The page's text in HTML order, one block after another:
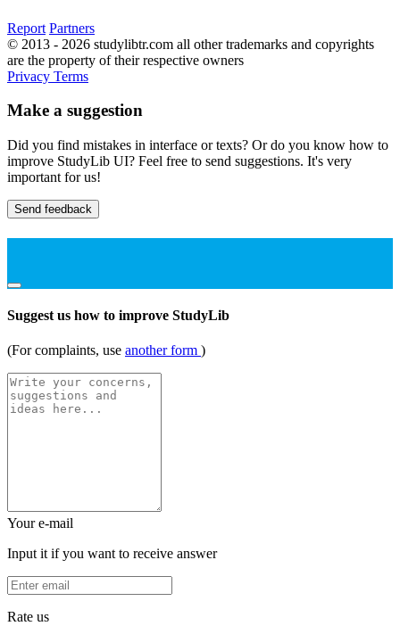
Report Partners
© 2013 - 2026 studylibtr.com all other trademarks and copyrights
are the property of their respective owners
Privacy Terms
Make a suggestion
Did you find mistakes in interface or texts? Or do you know how to
improve StudyLib UI? Feel free to send suggestions. It's very
important for us!
Send feedback
Suggest us how to improve StudyLib
(For complaints, use another form )
Your e-mail
Input it if you want to receive answer
Rate us